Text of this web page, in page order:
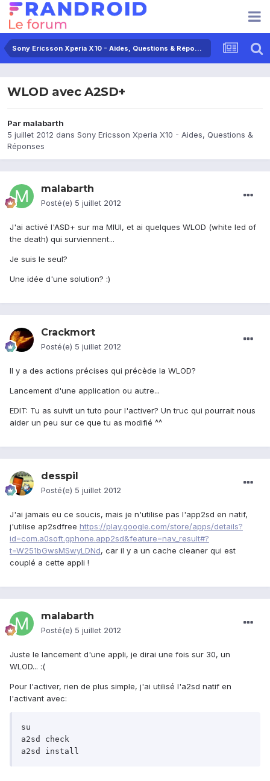
Sony Ericsson Xperia X10 - Aides, Questions & Réponses
WLOD avec A2SD+
Par malabarth
5 juillet 2012 dans Sony Ericsson Xperia X10 - Aides, Questions &
Réponses
malabarth
Posté(e) 5 juillet 2012
J'ai activé l'ASD+ sur ma MIUI, et ai quelques WLOD (white led of
the death) qui surviennent...
Je suis le seul?
Une idée d'une solution? :)
Crackmort
Posté(e) 5 juillet 2012
Il y a des actions précises qui précède la WLOD?
Lancement d'une application ou autre...
EDIT: Tu as suivit un tuto pour l'activer? Un truc qui pourrait nous
aider un peu sur ce que tu as modifié ^^
desspil
Posté(e) 5 juillet 2012
J'ai jamais eu ce soucis, mais je n'utilise pas l'app2sd en natif,
j'utilise ap2sdfree https://play.google.com/store/apps/details?
id=com.a0soft.gphone.app2sd&feature=nav_result#?
t=W251bGwsMSwyLDNd, car il y a un cache cleaner qui est
couplé a cette appli !
malabarth
Posté(e) 5 juillet 2012
Juste le lancement d'une appli, je dirai une fois sur 30, un
WLOD... :(
Pour l'activer, rien de plus simple, j'ai utilisé l'a2sd natif en
l'activant avec:
su
a2sd check